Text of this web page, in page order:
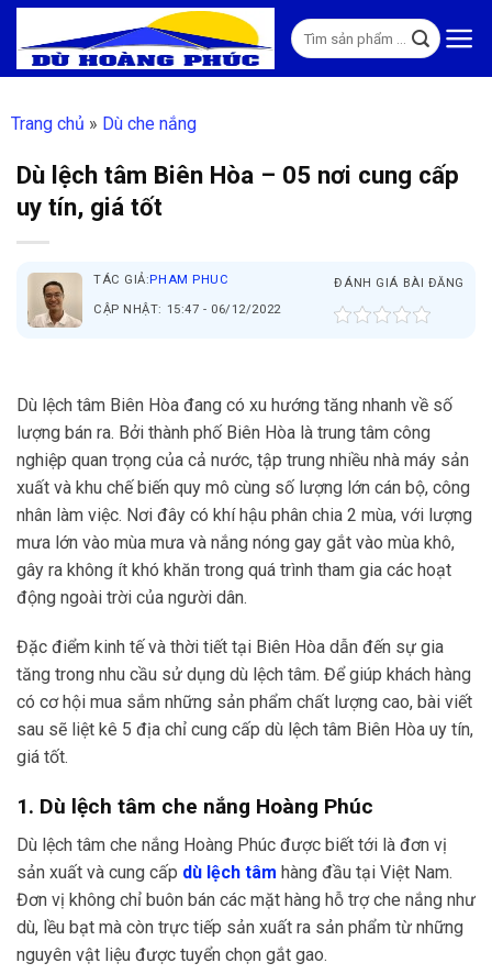
Skip
content
Tìm
kiếm:
Trang chủ » Dù che nắng
Dù lệch tâm Biên Hòa – 05 nơi cung cấp
uy tín, giá tốt
TÁC GIẢ:PHAM PHUC
CẬP NHẬT: 15:47 - 06/12/2022
ĐÁNH GIÁ BÀI ĐĂNG
Dù lệch tâm Biên Hòa đang có xu hướng tăng nhanh về số
lượng bán ra. Bởi thành phố Biên Hòa là trung tâm công
nghiệp quan trọng của cả nước, tập trung nhiều nhà máy sản
xuất và khu chế biến quy mô cùng số lượng lớn cán bộ, công
nhân làm việc. Nơi đây có khí hậu phân chia 2 mùa, với lượng
mưa lớn vào mùa mưa và nắng nóng gay gắt vào mùa khô,
gây ra không ít khó khăn trong quá trình tham gia các hoạt
động ngoài trời của người dân.
Đặc điểm kinh tế và thời tiết tại Biên Hòa dẫn đến sự gia
tăng trong nhu cầu sử dụng dù lệch tâm. Để giúp khách hàng
có cơ hội mua sắm những sản phẩm chất lượng cao, bài viết
sau sẽ liệt kê 5 địa chỉ cung cấp dù lệch tâm Biên Hòa uy tín,
giá tốt.
1. Dù lệch tâm che nắng Hoàng Phúc
Dù lệch tâm che nắng Hoàng Phúc được biết tới là đơn vị
sản xuất và cung cấp dù lệch tâm hàng đầu tại Việt Nam.
Đơn vị không chỉ buôn bán các mặt hàng hỗ trợ che nắng như
dù, lều bạt mà còn trực tiếp sản xuất ra sản phẩm từ những
nguyên vật liệu được tuyển chọn gắt gao.